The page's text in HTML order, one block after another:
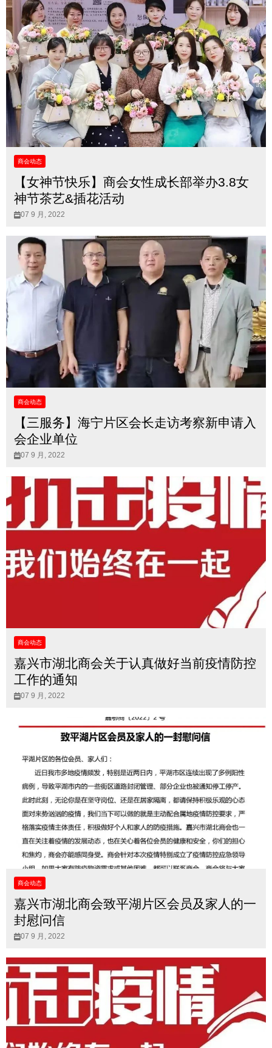
商会动态
【女神节快乐】商会女性成长部举办3.8女
神节茶艺&插花活动
07 9 月, 2022
商会动态
【三服务】海宁片区会长走访考察新申请入
会企业单位
07 9 月, 2022
商会动态
嘉兴市湖北商会关于认真做好当前疫情防控
工作的通知
07 9 月, 2022
商会动态
嘉兴市湖北商会致平湖片区会员及家人的一
封慰问信
07 9 月, 2022